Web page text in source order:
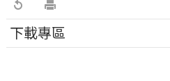
下載專區